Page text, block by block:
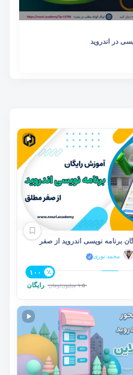
در اندروید
برنامه نویسی اندروید از صفر
محمد نوری
۱۰۰
۱.۵ میلیونتومان رایگان